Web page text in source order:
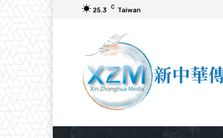
25.3 C Taiwan